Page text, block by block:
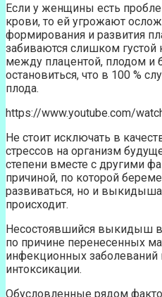
Если у женщины есть
крови, то ей угрожают
формирования и развития
забиваются слишком
между плацентой, плодом
остановиться, что в 100 %
плода.
https://www.youtube.com/
Не стоит исключать в
стрессов на организм
степени вместе с другими
причиной, по которой
развиваться, но и выкидыша
происходит.
Несостоявшийся выкидыш в
по причине перенесенных
инфекционных заболеваний
интоксикации.
Обусловленные рядом